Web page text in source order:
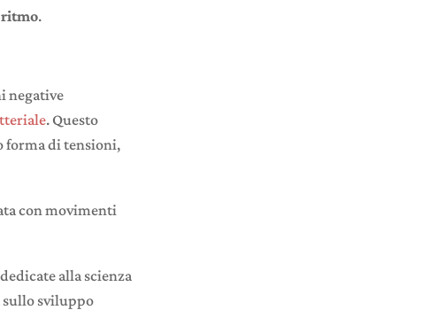
ritmo.
negative
. Questo
forma di tensioni,
con movimenti
alla scienza
sullo sviluppo